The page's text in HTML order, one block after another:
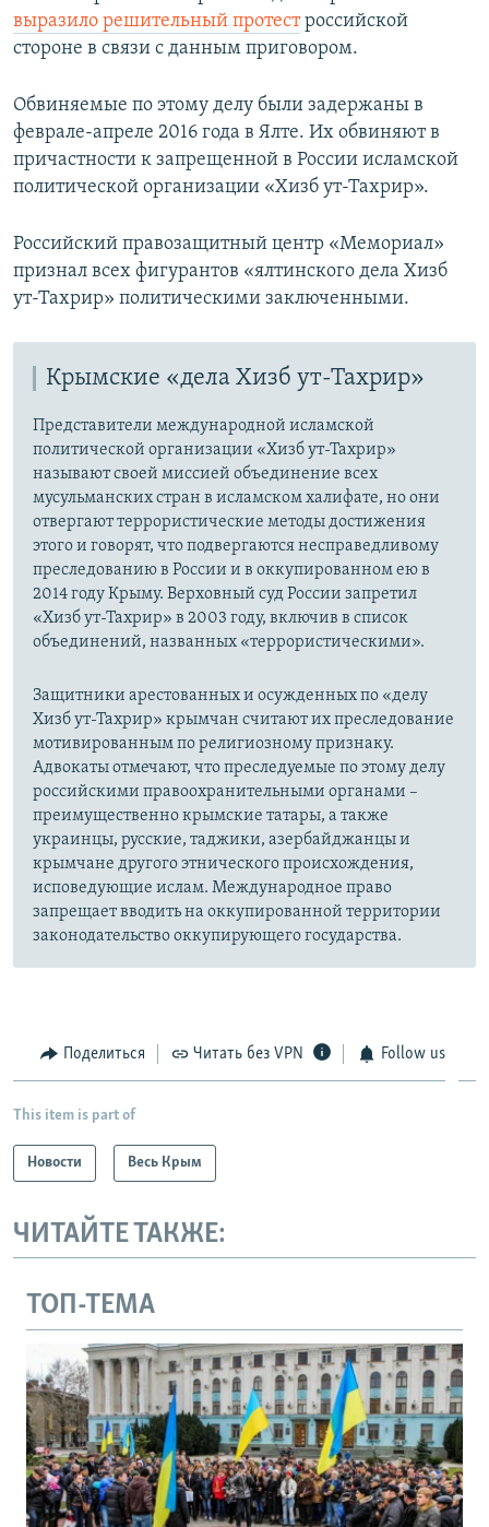
выразило решительный протестроссийской
стороне в связи с данным приговором.
Обвиняемые по этому делу были задержаны в
феврале-апреле 2016 года в Ялте. Их обвиняют в
причастности к запрещенной в России исламской
политической организации «Хизб ут-Тахрир».
Российский правозащитный центр «Мемориал»
признал всех фигурантов «ялтинского дела Хизб
ут-Тахрир» политическими заключенными.
Крымские «дела Хизб ут-Тахрир»
Представители международной исламской
политической организации «Хизб ут-Тахрир»
называют своей миссией объединение всех
мусульманских стран в исламском халифате, но они
отвергают террористические методы достижения
этого и говорят, что подвергаются несправедливому
преследованию в России и в оккупированном ею в
2014 году Крыму. Верховный суд России запретил
«Хизб ут-Тахрир» в 2003 году, включив в список
объединений, названных «террористическими».
Защитники арестованных и осужденных по «делу
Хизб ут-Тахрир» крымчан считают их преследование
мотивированным по религиозному признаку.
Адвокаты отмечают, что преследуемые по этому делу
российскими правоохранительными органами –
преимущественно крымские татары, а также
украинцы, русские, таджики, азербайджанцы и
крымчане другого этнического происхождения,
исповедующие ислам. Международное право
запрещает вводить на оккупированной территории
законодательство оккупирующего государства.
Поделиться Читать без VPN Follow us
This item is part of
Новости Весь Крым
ЧИТАЙТЕ ТАКЖЕ:
ТОП-ТЕМА